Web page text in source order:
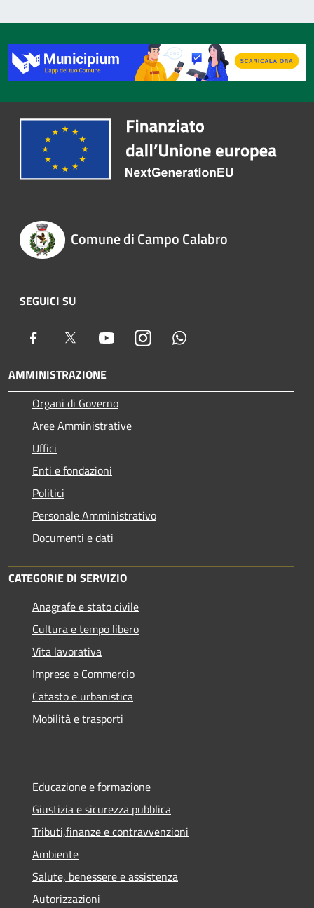
Comune di Campo Calabro
SEGUICI SU
Facebook Twitter YoutubeInstagram
AMMINISTRAZIONE
Organi di Governo
Aree Amministrative
Uffici
Enti e fondazioni
Politici
Personale Amministrativo
Documenti e dati
CATEGORIE DI SERVIZIO
Anagrafe e stato civile
Cultura e tempo libero
Vita lavorativa
Imprese e Commercio
Catasto e urbanistica
Mobilità e trasporti
Educazione e formazione
Giustizia e sicurezza pubblica
Tributi,finanze e contravvenzioni
Ambiente
Salute, benessere e assistenza
Autorizzazioni